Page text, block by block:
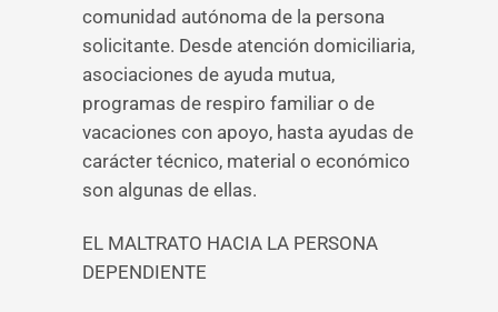
comunidad autónoma de la persona
solicitante. Desde atención domiciliaria,
asociaciones de ayuda mutua,
programas de respiro familiar o de
vacaciones con apoyo, hasta ayudas de
carácter técnico, material o económico
son algunas de ellas.
EL MALTRATO HACIA LA PERSONA
DEPENDIENTE